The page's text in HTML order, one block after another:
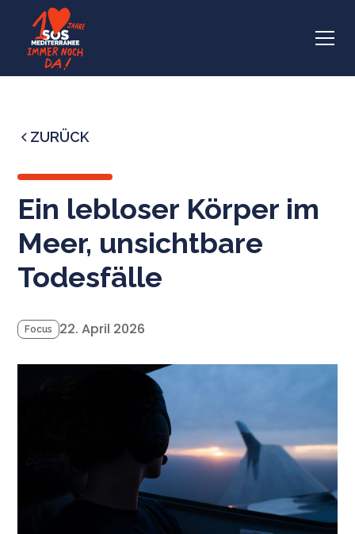
ZURÜCK
Ein lebloser Körper im
Meer, unsichtbare
Todesfälle
Focus 22. April 2026